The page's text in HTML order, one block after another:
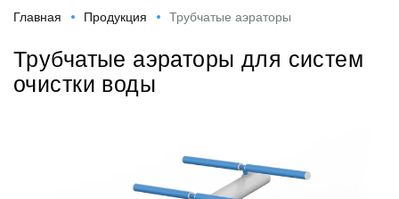
Главная Продукция Трубчатые аэраторы
Трубчатые аэраторы для систем
очистки воды